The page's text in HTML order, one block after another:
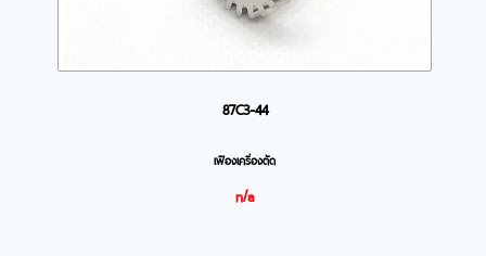
87C3-44
เฟืองเครื่องตัด
n/a